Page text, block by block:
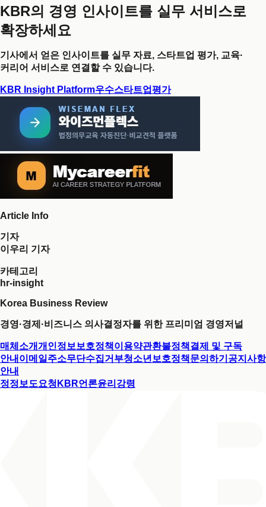
KBR의 경영 인사이트를 실무 서비스로
확장하세요
기사에서 얻은 인사이트를 실무 자료, 스타트업 평가, 교육·
커리어 서비스로 연결할 수 있습니다.
KBR Insight Platform우수스타트업평가
Article Info
기자
이우리 기자
카테고리
hr-insight
Korea Business Review
경영·경제·비즈니스 의사결정자를 위한 프리미엄 경영저널
매체소개개인정보보호정책이용약관환불정책결제 및 구독
안내 이메일주소무단수집거부청소년보호정책문의하기 공지사항
안내
정정보도요청 KBR언론윤리강령